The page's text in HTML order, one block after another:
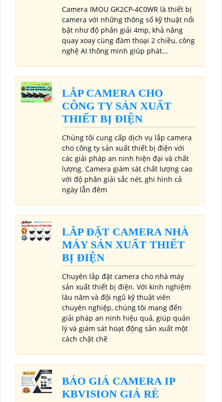
Camera IMOU GK2CP-4C0WR là thiết bị
camera với những thông số kỹ thuật nổi
bật như độ phân giải 4mp, khả năng
quay xoay cùng đàm thoại 2 chiều, công
nghệ AI thông minh giúp phát...
LẮP CAMERA CHO
CÔNG TY SẢN XUẤT
THIẾT BỊ ĐIỆN
Chúng tôi cung cấp dịch vụ lắp camera
cho công ty sản xuất thiết bị điện với
các giải pháp an ninh hiện đại và chất
lượng. Camera giám sát chất lượng cao
với độ phân giải sắc nét, ghi hình cả
ngày lẫn đêm
LẮP ĐẶT CAMERA NHÀ
MÁY SẢN XUẤT THIẾT
BỊ ĐIỆN
Chuyên lắp đặt camera cho nhà máy
sản xuất thiết bị điện. Với kinh nghiệm
lâu năm và đội ngũ kỹ thuật viên
chuyên nghiệp, chúng tôi mang đến
giải pháp an ninh hiệu quả, giúp quản
lý và giám sát hoạt động sản xuất một
cách chặt chẽ
BÁO GIÁ CAMERA IP
KBVISION GIÁ RÈ